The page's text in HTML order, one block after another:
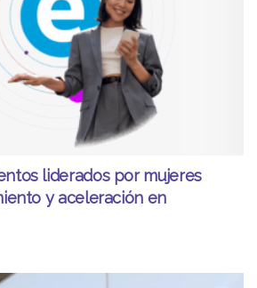
liderados por mujeres
y aceleración en